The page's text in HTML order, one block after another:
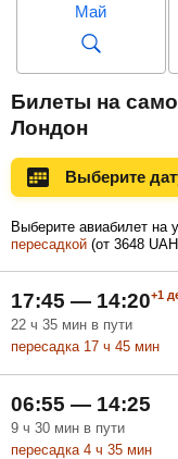
Май
Ноябрь
Февраль
Май
Билеты на
Лондон
Выберите
Выберите авиабилет на
пересадкой (от 3648 UAH
17:45 — 14:20+1
22 ч 35 мин в пути
пересадка 17 ч 45 мин
06:55 — 14:25
9 ч 30 мин в пути
пересадка 4 ч 35 мин